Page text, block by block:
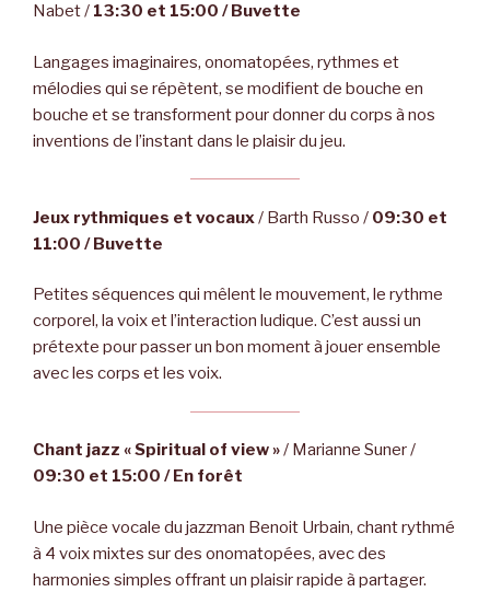
Nabet / 13:30 et 15:00 / Buvette
Langages imaginaires, onomatopées, rythmes et
mélodies qui se répètent, se modifient de bouche en
bouche et se transforment pour donner du corps à nos
inventions de l’instant dans le plaisir du jeu.
Jeux rythmiques et vocaux/ Barth Russo / 09:30 et
11:00 / Buvette
Petites séquences qui mêlent le mouvement, le rythme
corporel, la voix et l’interaction ludique. C’est aussi un
prétexte pour passer un bon moment à jouer ensemble
avec les corps et les voix.
Chant jazz « Spiritual of view »/ Marianne Suner /
09:30 et 15:00 / En forêt
Une pièce vocale du jazzman Benoit Urbain, chant rythmé
à 4 voix mixtes sur des onomatopées, avec des
harmonies simples offrant un plaisir rapide à partager.